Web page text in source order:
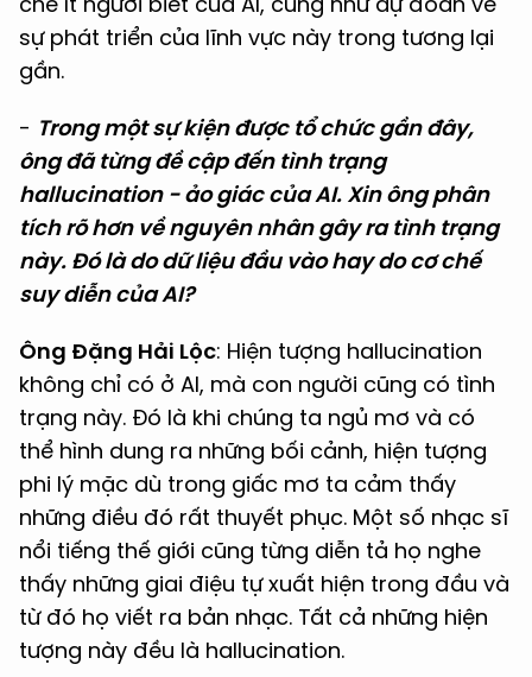
sự phát triển của lĩnh vực này trong tương lại
gần.
- Trong một sự kiện được tổ chức gần đây,
ông đã từng đề cập đến tình trạng
hallucination - ảo giác của AI. Xin ông phân
tích rõ hơn về nguyên nhân gây ra tình trạng
này. Đó là do dữ liệu đầu vào hay do cơ chế
suy diễn của AI?
Ông Đặng Hải Lộc: Hiện tượng hallucination
không chỉ có ở AI, mà con người cũng có tình
trạng này. Đó là khi chúng ta ngủ mơ và có
thể hình dung ra những bối cảnh, hiện tượng
phi lý mặc dù trong giấc mơ ta cảm thấy
những điều đó rất thuyết phục. Một số nhạc sĩ
nổi tiếng thế giới cũng từng diễn tả họ nghe
thấy những giai điệu tự xuất hiện trong đầu và
từ đó họ viết ra bản nhạc. Tất cả những hiện
tượng này đều là hallucination.